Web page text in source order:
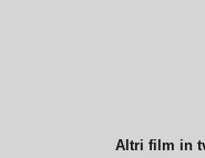
Altri film in